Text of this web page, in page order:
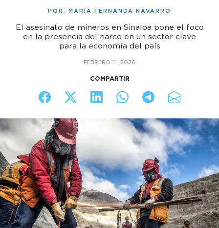
POR: MARÍA FERNANDA NAVARRO
El asesinato de mineros en Sinaloa pone el foco
en la presencia del narco en un sector clave
para la economía del país
FEBRERO 11 , 2026
COMPARTIR